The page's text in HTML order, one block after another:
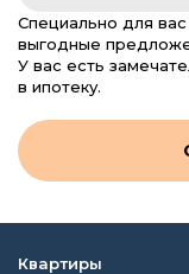
Специально для
выгодные
У вас есть
в ипотеку.
Квартиры